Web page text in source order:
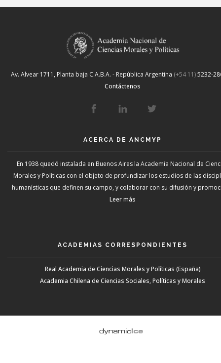
Av. Alvear 1711, Planta baja C.A.B.A. - República Argentina (+54 11)5232-
Contáctenos
ACERCA DE ANCMYP
En 1938 quedó instalada en Buenos Aires la Academia Nacional de
Morales y Políticas con el objeto de profundizar los estudios de las
humanísticas que definen su campo, y colaborar con su difusión y
Leer más
ACADEMIAS CORRESPONDIENTES
Real Academia de Ciencias Morales y Políticas (España)
Academia Chilena de Ciencias Sociales, Políticas y Morales